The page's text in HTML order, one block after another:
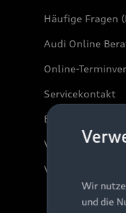
Häufige Fragen
Audi Online
Online-
Servicekontakt
Bordbuch &
Verträge
Vertrag
Wir
und die